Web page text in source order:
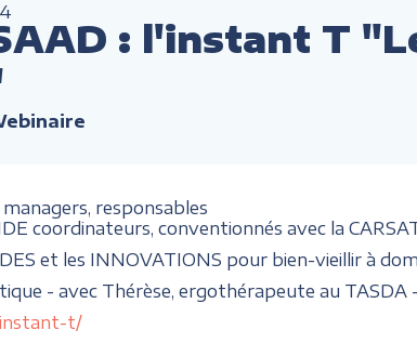
: l'instant T
responsables
coordinateurs, conventionnés avec la
et les INNOVATIONS pour bien-vieillir à
- avec Thérèse, ergothérapeute au TASDA
t/